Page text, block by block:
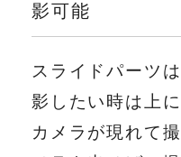
影可能
スライドパーツ
影したい時は上
カメラが現れて